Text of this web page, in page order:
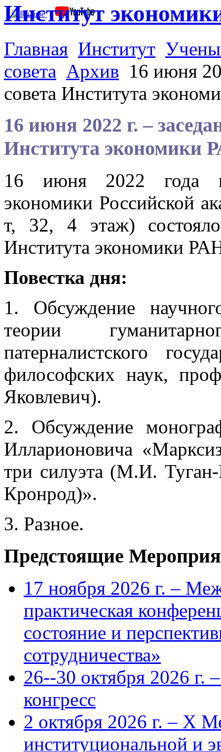
Институт
Главная Институт
совета Архив 16 июня
совета Института
16 июня 2022 г. –
Института экономики
16 июня 2022 года в
экономики Российской
т, 32, 4 этаж)
Института экономики
Повестка дня:
1. Обсуждение
теории
патерналистского
философских наук,
Яковлевич).
2. Обсуждение
Илларионовича
три силуэта (М.И.
Кронрод)».
3. Разное.
Предстоящие
17 ноября 2026 г. –
практическая
состояние и
сотрудничества»
26--30 октября 2026 г.
конгресс
2 октября 2026 г. – X
институциональной и